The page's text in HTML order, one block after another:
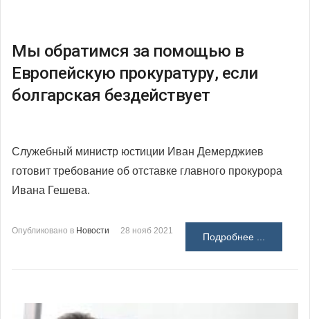
Мы обратимся за помощью в
Европейскую прокуратуру, если
болгарская бездействует
Служебный министр юстиции Иван Демерджиев
готовит требование об отставке главного прокурора
Ивана Гешева.
Опубликовано в Новости 28 нояб 2021
Подробнее ...